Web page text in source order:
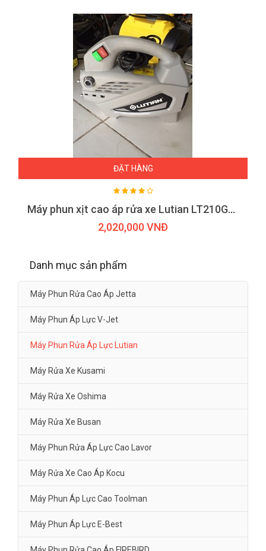
ĐẶT HÀNG
Máy phun xịt cao áp rửa xe Lutian LT210G-1300
2,020,000 VNĐ
Danh mục sản phẩm
Máy Phun Rửa Cao Áp Jetta
Máy Phun Áp Lực V-Jet
Máy Phun Rửa Áp Lực Lutian
Máy Rửa Xe Kusami
Máy Rửa Xe Oshima
Máy Rửa Xe Busan
Máy Phun Rửa Áp Lực Cao Lavor
Máy Rửa Xe Cao Áp Kocu
Máy Phun Áp Lực Cao Toolman
Máy Phun Áp Lực E-Best